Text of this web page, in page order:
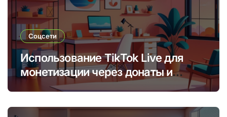
Соцсети
Использование TikTok Live для
монетизации через донаты и
платные подписки